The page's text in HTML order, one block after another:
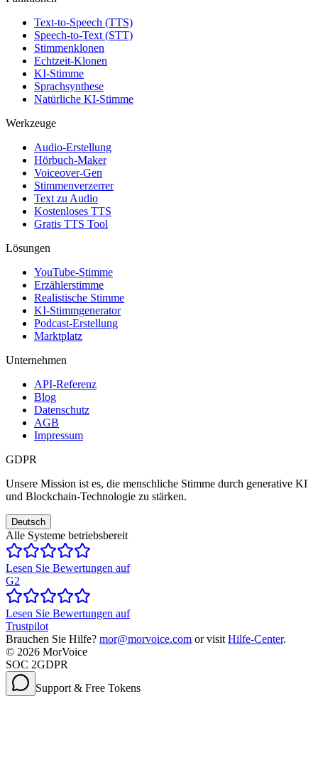
Text-to-Speech (TTS)
Speech-to-Text (STT)
Stimmenklonen
Echtzeit-Klonen
KI-Stimme
Sprachsynthese
Natürliche KI-Stimme
Werkzeuge
Audio-Erstellung
Hörbuch-Maker
Voiceover-Gen
Stimmenverzerrer
Text zu Audio
Kostenloses TTS
Gratis TTS Tool
Lösungen
YouTube-Stimme
Erzählerstimme
Realistische Stimme
KI-Stimmgenerator
Podcast-Erstellung
Marktplatz
Unternehmen
API-Referenz
Blog
Datenschutz
AGB
Impressum
GDPR
Unsere Mission ist es, die menschliche Stimme durch generative KI
und Blockchain-Technologie zu stärken.
Deutsch
Alle Systeme betriebsbereit
Lesen Sie Bewertungen auf
G2
Lesen Sie Bewertungen auf
Trustpilot
Brauchen Sie Hilfe? mor@morvoice.com or visit Hilfe-Center.
© 2026 MorVoice
SOC 2GDPR
Support & Free Tokens